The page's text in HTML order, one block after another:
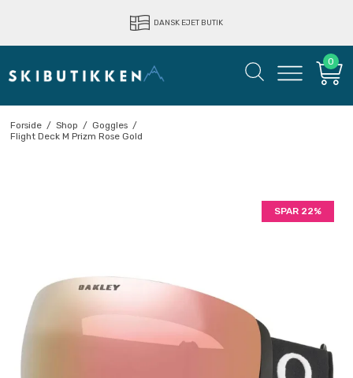
DANSK EJET BUTIK
LYNHURTIG LEVERING
0
Forside / Shop / Goggles /
Flight Deck M Prizm Rose Gold
SPAR 22%